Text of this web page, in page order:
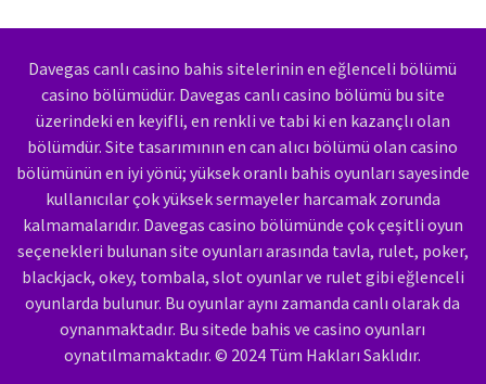
Davegas canlı casino bahis sitelerinin en eğlenceli bölümü
casino bölümüdür. Davegas canlı casino bölümü bu site
üzerindeki en keyifli, en renkli ve tabi ki en kazançlı olan
bölümdür. Site tasarımının en can alıcı bölümü olan casino
bölümünün en iyi yönü; yüksek oranlı bahis oyunları sayesinde
kullanıcılar çok yüksek sermayeler harcamak zorunda
kalmamalarıdır. Davegas casino bölümünde çok çeşitli oyun
seçenekleri bulunan site oyunları arasında tavla, rulet, poker,
blackjack, okey, tombala, slot oyunlar ve rulet gibi eğlenceli
oyunlarda bulunur. Bu oyunlar aynı zamanda canlı olarak da
oynanmaktadır. Bu sitede bahis ve casino oyunları
oynatılmamaktadır. © 2024 Tüm Hakları Saklıdır.